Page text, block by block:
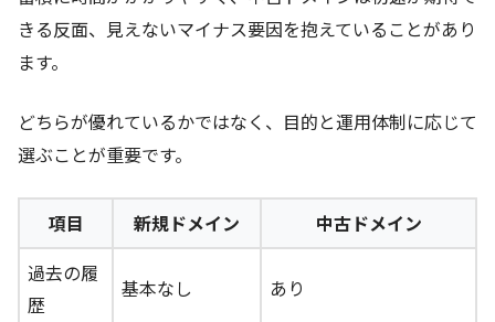
きる反面、見えないマイナス要因を抱えていることがあり
ます。
どちらが優れているかではなく、目的と運用体制に応じて
選ぶことが重要です。
項目 新規ドメイン
中古ドメイン
過去の履
歴
基本なし あり